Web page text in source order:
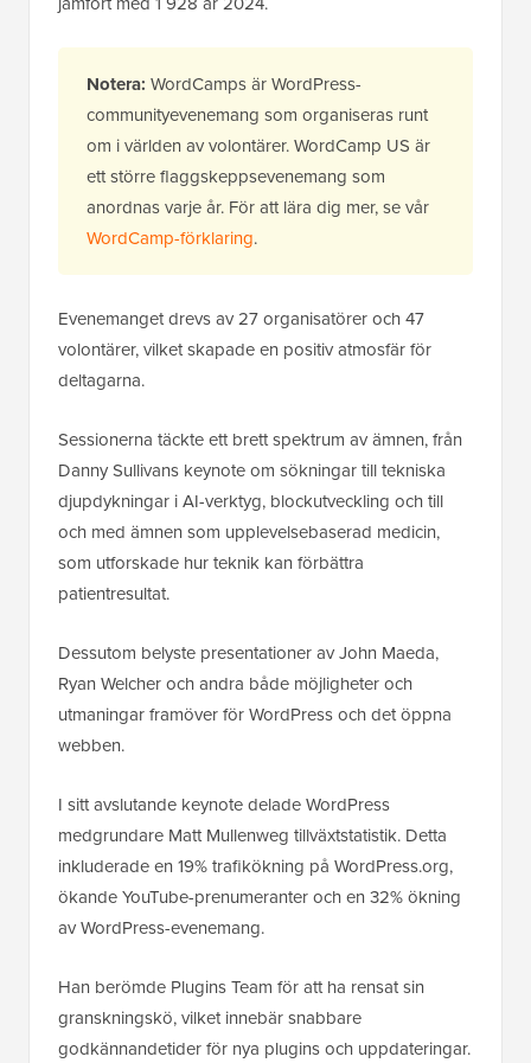
Notera: WordCamps är WordPress-
communityevenemang som organiseras runt
om i världen av volontärer. WordCamp US är
ett större flaggskeppsevenemang som
anordnas varje år. För att lära dig mer, se vår
WordCamp-förklaring.
Evenemanget drevs av 27 organisatörer och 47
volontärer, vilket skapade en positiv atmosfär för
deltagarna.
Sessionerna täckte ett brett spektrum av ämnen, från
Danny Sullivans keynote om sökningar till tekniska
djupdykningar i AI-verktyg, blockutveckling och till
och med ämnen som upplevelsebaserad medicin,
som utforskade hur teknik kan förbättra
patientresultat.
Dessutom belyste presentationer av John Maeda,
Ryan Welcher och andra både möjligheter och
utmaningar framöver för WordPress och det öppna
webben.
I sitt avslutande keynote delade WordPress
medgrundare Matt Mullenweg tillväxtstatistik. Detta
inkluderade en 19% trafikökning på WordPress.org,
ökande YouTube-prenumeranter och en 32% ökning
av WordPress-evenemang.
Han berömde Plugins Team för att ha rensat sin
granskningskö, vilket innebär snabbare
godkännandetider för nya plugins och uppdateringar.